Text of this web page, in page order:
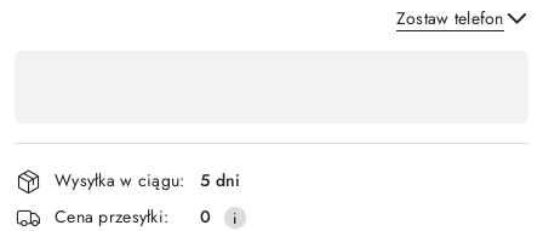
Zostaw telefon
płatność
i
dostawa
Wysyłka w ciągu:
5 dni
Cena przesyłki:
0